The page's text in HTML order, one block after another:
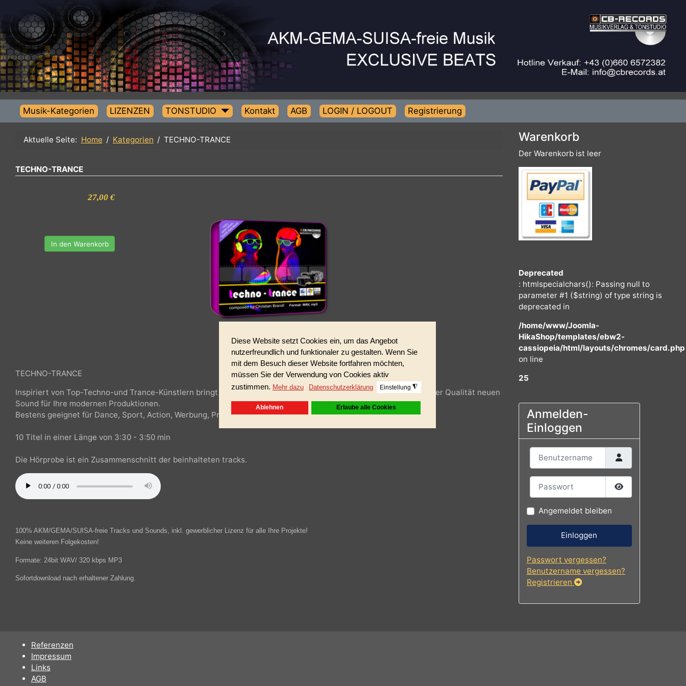
Musik-Kategorien LIZENZEN TONSTUDIO Kontakt AGB LOGIN / LOGOUT Registrierung
Aktuelle Seite:Home Kategorien
TECHNO-TRANCE
TECHNO-TRANCE
Inspiriert von Top-Techno-und Trance-Künstlern bringt dieses AKM/GEMA/SUISA-freie Musikpaket 10 Titel in bester Qualität neuen
Bestens geeignet für Dance, Sport, Action, Werbung, Produktpräsentationen und technische Themen.
10 Titel in einer Länge von 3:30 - 3:50 min
Die Hörprobe ist ein Zusammenschnitt der beinhalteten tracks.
100% AKM/GEMA/SUISA-freie Tracks und Sounds, inkl. gewerblicher Lizenz für alle Ihre Projekte!
Warenkorb
Deprecated
: htmlspecialchars(): Passing null to
parameter #1 ($string) of type
deprecated in
/home/www/Joomla-
HikaShop/templates/ebw2-
Anmelden-
Einloggen
Benutzername
Passwort
Angemeldet bleiben
Einloggen
Passwort vergessen?
Benutzername vergessen?
Referenzen